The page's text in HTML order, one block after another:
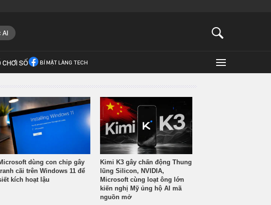
AI
SỐ BÍ MẬT LÀNG TECH
dùng con chip gây
cãi trên Windows 11 để
kích hoạt lậu
Kimi K3 gây chấn động Thung
lũng Silicon, NVIDIA,
Microsoft cùng loạt ông lớn
kiến nghị Mỹ ủng hộ AI mã
nguồn mở